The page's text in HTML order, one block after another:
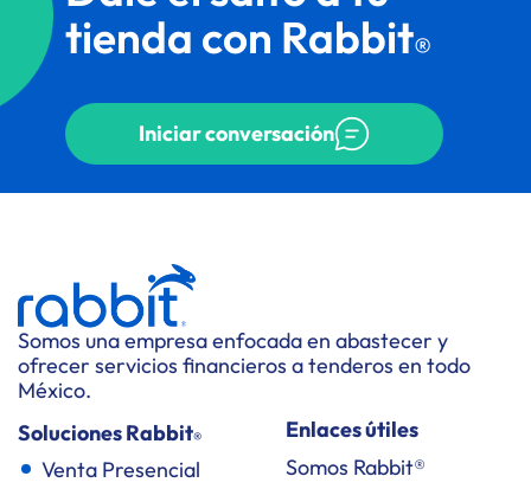
tienda con Rabbit®
Iniciar conversación
Somos una empresa enfocada en abastecer y
ofrecer servicios financieros a tenderos en todo
México.
Soluciones Rabbit®
Venta Presencial
Enlaces útiles
Somos Rabbit®